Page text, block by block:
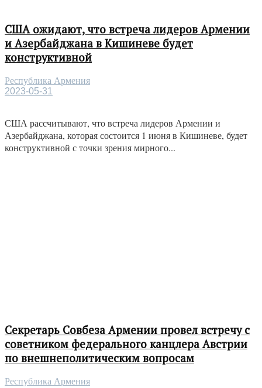
США ожидают, что встреча лидеров Армении
и Азербайджана в Кишиневе будет
конструктивной
Республика Армения
2023-05-31
США рассчитывают, что встреча лидеров Армении и
Азербайджана, которая состоится 1 июня в Кишиневе, будет
конструктивной с точки зрения мирного...
Секретарь Совбеза Армении провел встречу с
советником федерального канцлера Австрии
по внешнеполитическим вопросам
Республика Армения